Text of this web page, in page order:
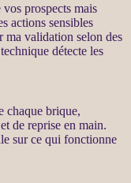
vos prospectsmais
actions sensibles
ma validation selon des
détecte les
chaque brique,
de reprise en main.
sur ce qui fonctionne